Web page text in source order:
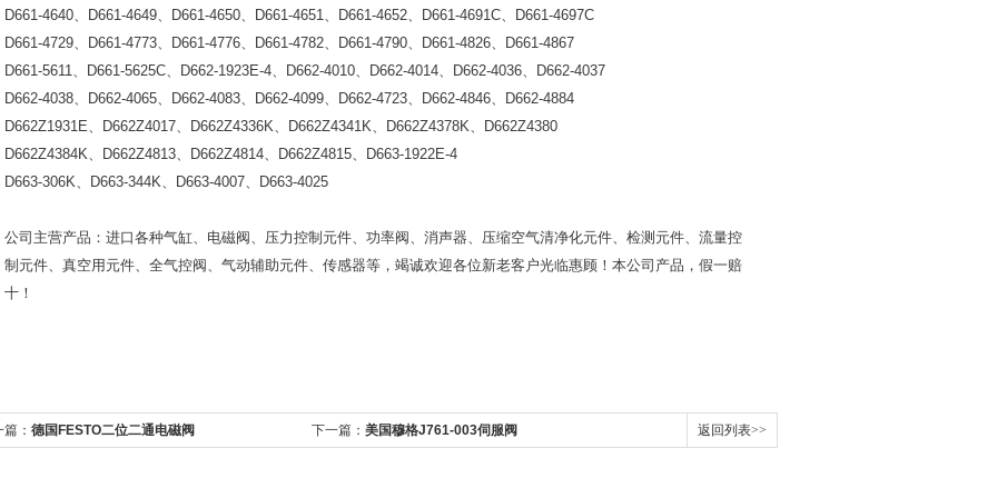
D661-4640、 D661-4649、 D661-4650、 D661-4651、 D661-4652、 D661-4691C、
D661-4697C
D661-4729、 D661-4773、 D661-4776、 D661-4782、 D661-4790、 D661-4826、
D661-4867
D661-5611、 D661-5625C、 D662-1923E-4、 D662-4010、 D662-4014、 D662-4036、
D662-4037
D662-4038、 D662-4065、 D662-4083、 D662-4099、 D662-4723、 D662-4846、
D662-4884
D662Z1931E、 D662Z4017、 D662Z4336K、 D662Z4341K、 D662Z4378K、
D662Z4380
D662Z4384K、 D662Z4813、 D662Z4814、 D662Z4815、
D663-1922E-4
D663-306K、 D663-344K、 D663-4007、 D663-4025
公司主营产品：进口各种气缸、电磁阀、压力控制元件、功率阀、消声器、压缩空气清净化元件、检测元件、流量控
制元件、真空用元件、全气控阀、气动辅助元件、传感器等，竭诚欢迎各位新老客户光临惠顾！本公司产品，假一赔
十！
： 德国FESTO二位二通电磁阀 下一篇： 美国穆格J761-003伺服阀 返回列表>>